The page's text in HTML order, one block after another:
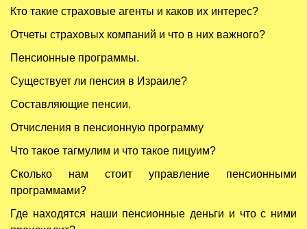
Кто такие страховые агенты и каков их интерес?
Отчеты страховых компаний и что в них важного?
Пенсионные программы.
Существует ли пенсия в Израиле?
Составляющие пенсии.
Отчисления в пенсионную программу
Что такое тагмулим и что такое пицуим?
Сколько нам стоит управление пенсионными
программами?
Где находятся наши пенсионные деньги и что с ними